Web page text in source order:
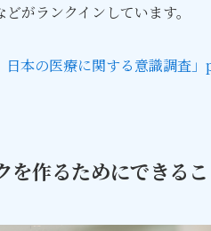
がランクインしています。
本の医療に関する意識調査」
を作るためにできる